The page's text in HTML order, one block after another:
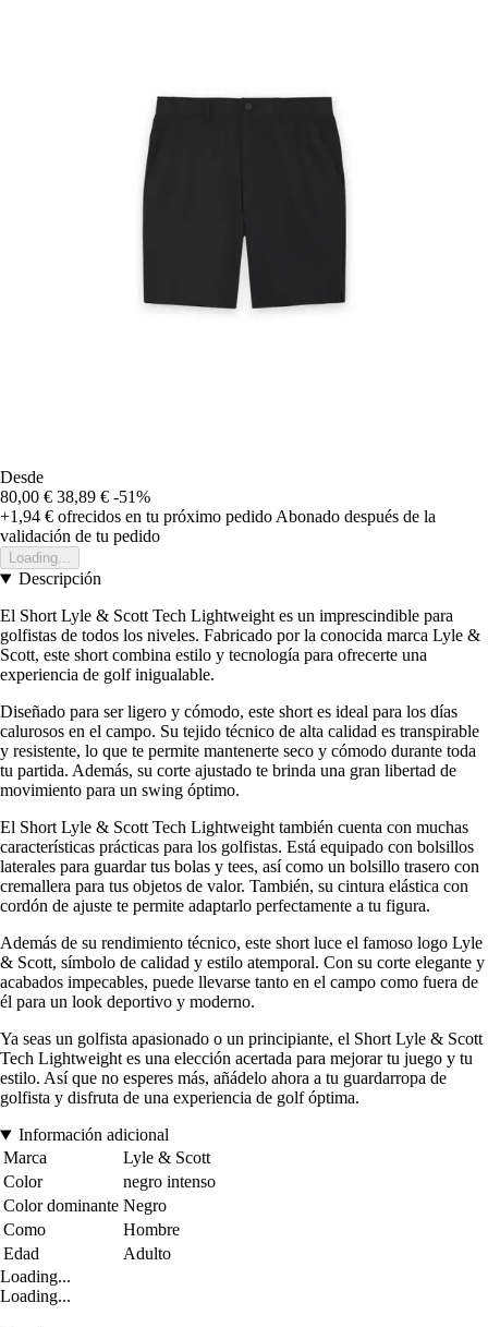
Desde
80,00 € 38,89 € -51%
+1,94 € ofrecidos en tu próximo pedido Abonado después de la
validación de tu pedido
Loading...
Descripción
El Short Lyle & Scott Tech Lightweight es un imprescindible para
golfistas de todos los niveles. Fabricado por la conocida marca Lyle &
Scott, este short combina estilo y tecnología para ofrecerte una
experiencia de golf inigualable.
Diseñado para ser ligero y cómodo, este short es ideal para los días
calurosos en el campo. Su tejido técnico de alta calidad es transpirable
y resistente, lo que te permite mantenerte seco y cómodo durante toda
tu partida. Además, su corte ajustado te brinda una gran libertad de
movimiento para un swing óptimo.
El Short Lyle & Scott Tech Lightweight también cuenta con muchas
características prácticas para los golfistas. Está equipado con bolsillos
laterales para guardar tus bolas y tees, así como un bolsillo trasero con
cremallera para tus objetos de valor. También, su cintura elástica con
cordón de ajuste te permite adaptarlo perfectamente a tu figura.
Además de su rendimiento técnico, este short luce el famoso logo Lyle
& Scott, símbolo de calidad y estilo atemporal. Con su corte elegante y
acabados impecables, puede llevarse tanto en el campo como fuera de
él para un look deportivo y moderno.
Ya seas un golfista apasionado o un principiante, el Short Lyle & Scott
Tech Lightweight es una elección acertada para mejorar tu juego y tu
estilo. Así que no esperes más, añádelo ahora a tu guardarropa de
golfista y disfruta de una experiencia de golf óptima.
Información adicional
Marca
Lyle & Scott
Color
negro intenso
Color dominante Negro
Como
Hombre
Edad
Adulto
Loading...
Loading...